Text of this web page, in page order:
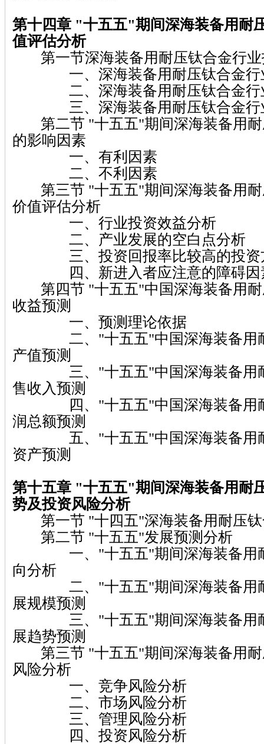
第十四章 "十五五"期间深海装备用耐
值评估分析
第一节深海装备用耐压钛合金行业
一、深海装备用耐压钛合金行
二、深海装备用耐压钛合金行
三、深海装备用耐压钛合金行
第二节 "十五五"期间深海装备用耐
的影响因素
一、有利因素
二、不利因素
第三节 "十五五"期间深海装备用耐
价值评估分析
一、行业投资效益分析
二、产业发展的空白点分析
三、投资回报率比较高的投资
四、新进入者应注意的障碍因
第四节 "十五五"中国深海装备用耐
收益预测
一、预测理论依据
二、"十五五"中国深海装备用耐
产值预测
三、"十五五"中国深海装备用耐
售收入预测
四、"十五五"中国深海装备用耐
润总额预测
五、"十五五"中国深海装备用耐
资产预测
第十五章 "十五五"期间深海装备用耐
势及投资风险分析
第一节 "十四五"深海装备用耐压钛
第二节 "十五五"发展预测分析
一、"十五五"期间深海装备用耐
向分析
二、"十五五"期间深海装备用耐
展规模预测
三、"十五五"期间深海装备用耐
展趋势预测
第三节 "十五五"期间深海装备用耐
风险分析
一、竞争风险分析
二、市场风险分析
三、管理风险分析
四、投资风险分析